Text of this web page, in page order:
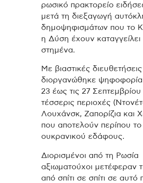
ρωσικό πρακτορείο
μετά τη διεξαγωγή
δημοψηφισμάτων που το
η Δύση έχουν
στημένα.
Με βιαστικές διευθετήσεις
διοργανώθηκε ψηφοφορία
23 έως τις 27 Σεπτεμβρίου
τέσσερις περιοχές
Λουχάνσκ, Ζαπορίζια και
που αποτελούν περίπου το
ουκρανικού εδάφους.
Διορισμένοι από τη Ρωσία
αξιωματούχοι μετέφεραν
από σπίτι σε σπίτι σε αυτό